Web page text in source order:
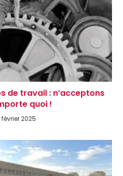
de travail : n’acceptons
quoi !
février 2025